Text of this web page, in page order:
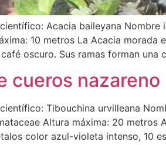
Acacia baileyana Nombre
10 metros La Acacia
oscuro. Sus ramas forman una
cueros nazareno
Tibouchina urvilleana
Altura máxima: 20 metros
color azul-violeta intenso, 10